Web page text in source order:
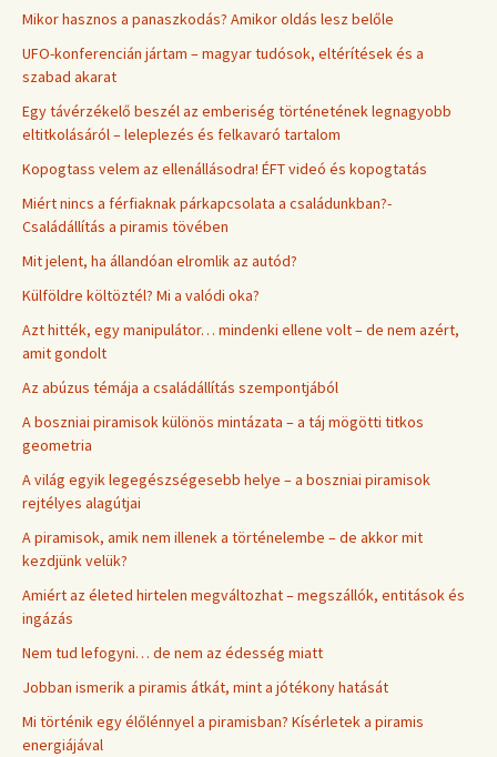
Mikor hasznos a panaszkodás? Amikor oldás lesz belőle
UFO-konferencián jártam – magyar tudósok, eltérítések és a
szabad akarat
Egy távérzékelő beszél az emberiség történetének legnagyobb
eltitkolásáról – leleplezés és felkavaró tartalom
Kopogtass velem az ellenállásodra! ÉFT videó és kopogtatás
Miért nincs a férfiaknak párkapcsolata a családunkban?-
Családállítás a piramis tövében
Mit jelent, ha állandóan elromlik az autód?
Külföldre költöztél? Mi a valódi oka?
Azt hitték, egy manipulátor… mindenki ellene volt – de nem azért,
amit gondolt
Az abúzus témája a családállítás szempontjából
A boszniai piramisok különös mintázata – a táj mögötti titkos
geometria
A világ egyik legegészségesebb helye – a boszniai piramisok
rejtélyes alagútjai
A piramisok, amik nem illenek a történelembe – de akkor mit
kezdjünk velük?
Amiért az életed hirtelen megváltozhat – megszállók, entitások és
ingázás
Nem tud lefogyni… de nem az édesség miatt
Jobban ismerik a piramis átkát, mint a jótékony hatását
Mi történik egy élőlénnyel a piramisban? Kísérletek a piramis
energiájával